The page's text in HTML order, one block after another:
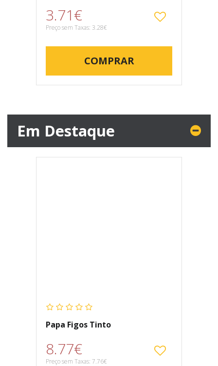
3.71€
Preço sem Taxas: 3.28€
COMPRAR
Em Destaque
Papa Figos Tinto
8.77€
Preço sem Taxas: 7.76€